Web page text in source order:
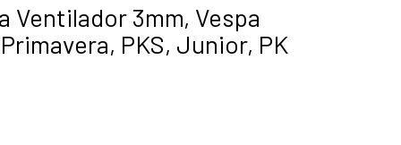
Ventilador 3mm, Vespa
PKS, Junior, PK